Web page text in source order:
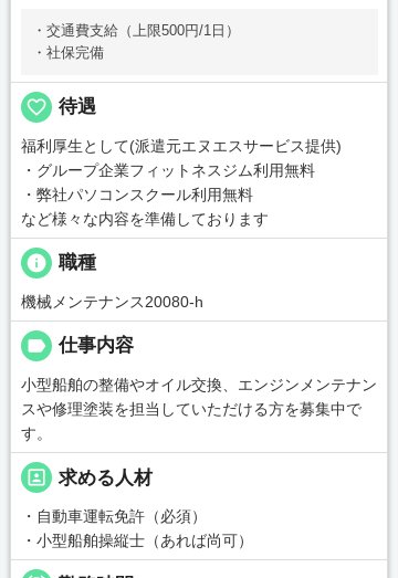
・交通費支給（上限500円/1日）
・社保完備
favorite_border 待遇
福利厚生として(派遣元エヌエスサービス提供)
・グループ企業フィットネスジム利用無料
・弊社パソコンスクール利用無料
など様々な内容を準備しております
info 職種
機械メンテナンス20080-h
label 仕事内容
小型船舶の整備やオイル交換、エンジンメンテナン
スや修理塗装を担当していただける方を募集中で
す。
portrait 求める人材
・自動車運転免許（必須）
・小型船舶操縦士（あれば尚可）